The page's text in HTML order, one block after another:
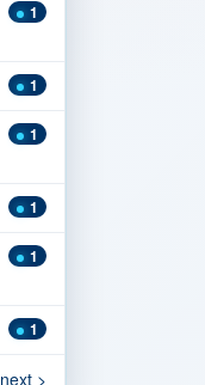
1
1
1
1
1
1
next >